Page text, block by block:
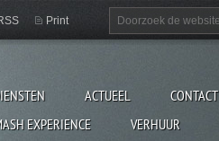
ACTUEEL
CONTACT
EXPERIENCE
VERHUUR
Print